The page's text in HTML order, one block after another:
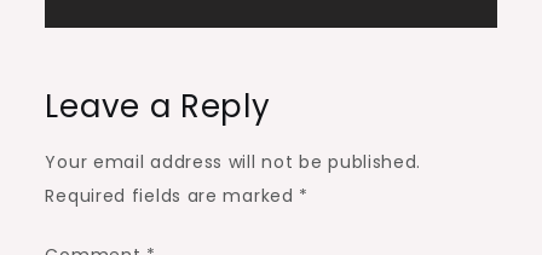
Leave a Reply
Your email address will not be published.
Required fields are marked *